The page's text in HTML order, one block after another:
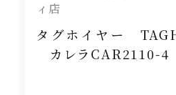
ロレックス
トナ 126503